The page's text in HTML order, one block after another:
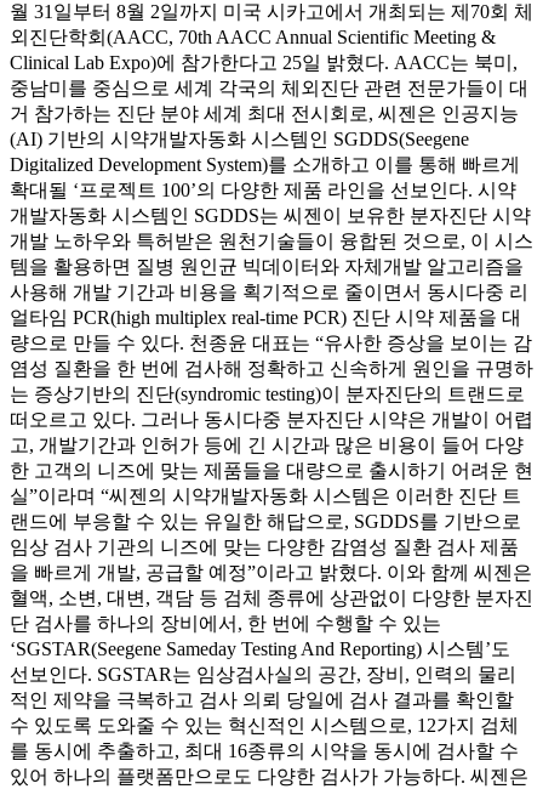
월 31일부터 8월 2일까지 미국 시카고에서 개최되는 제70회 체
외진단학회(AACC, 70th AACC Annual Scientific Meeting &
Clinical Lab Expo)에 참가한다고 25일 밝혔다. AACC는 북미,
중남미를 중심으로 세계 각국의 체외진단 관련 전문가들이 대
거 참가하는 진단 분야 세계 최대 전시회로, 씨젠은 인공지능
(AI) 기반의 시약개발자동화 시스템인 SGDDS(Seegene
Digitalized Development System)를 소개하고 이를 통해 빠르게
확대될 ‘프로젝트 100’의 다양한 제품 라인을 선보인다. 시약
개발자동화 시스템인 SGDDS는 씨젠이 보유한 분자진단 시약
개발 노하우와 특허받은 원천기술들이 융합된 것으로, 이 시스
템을 활용하면 질병 원인균 빅데이터와 자체개발 알고리즘을
사용해 개발 기간과 비용을 획기적으로 줄이면서 동시다중 리
얼타임 PCR(high multiplex real-time PCR) 진단 시약 제품을 대
량으로 만들 수 있다. 천종윤 대표는 “유사한 증상을 보이는 감
염성 질환을 한 번에 검사해 정확하고 신속하게 원인을 규명하
는 증상기반의 진단(syndromic testing)이 분자진단의 트랜드로
떠오르고 있다. 그러나 동시다중 분자진단 시약은 개발이 어렵
고, 개발기간과 인허가 등에 긴 시간과 많은 비용이 들어 다양
한 고객의 니즈에 맞는 제품들을 대량으로 출시하기 어려운 현
실”이라며 “씨젠의 시약개발자동화 시스템은 이러한 진단 트
랜드에 부응할 수 있는 유일한 해답으로, SGDDS를 기반으로
임상 검사 기관의 니즈에 맞는 다양한 감염성 질환 검사 제품
을 빠르게 개발, 공급할 예정”이라고 밝혔다. 이와 함께 씨젠은
혈액, 소변, 대변, 객담 등 검체 종류에 상관없이 다양한 분자진
단 검사를 하나의 장비에서, 한 번에 수행할 수 있는
‘SGSTAR(Seegene Sameday Testing And Reporting) 시스템’도
선보인다. SGSTAR는 임상검사실의 공간, 장비, 인력의 물리
적인 제약을 극복하고 검사 의뢰 당일에 검사 결과를 확인할
수 있도록 도와줄 수 있는 혁신적인 시스템으로, 12가지 검체
를 동시에 추출하고, 최대 16종류의 시약을 동시에 검사할 수
있어 하나의 플랫폼만으로도 다양한 검사가 가능하다. 씨젠은